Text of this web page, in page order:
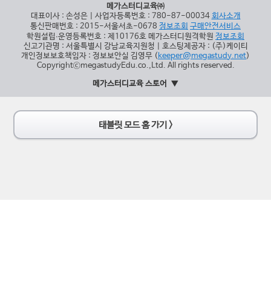
메가스터디교육㈜
대표이사 : 손성은 | 사업자등록번호 : 780-87-00034 회사소개
통신판매번호 : 2015-서울서초-0678 정보조회 구매안전서비스
학원설립∙운영등록번호 : 제10176호 메가스터디원격학원 정보조회
신고기관명 : 서울특별시 강남교육지원청 | 호스팅제공자 : (주)케이티
개인정보보호책임자 : 정보보안실 김영무 (keeper@megastudy.net)
CopyrightⓒmegastudyEdu.co.,Ltd. All rights reserved.
메가스터디교육 스토어
태블릿 모드 홈 가기 >